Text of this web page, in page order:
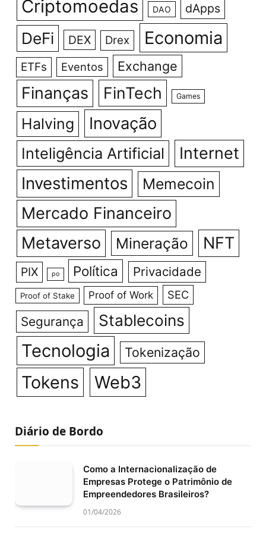
Criptomoedas DAO dApps
DeFi DEX Drex Economia
ETFs Eventos Exchange
Finanças FinTech Games
Halving Inovação
Inteligência Artificial Internet
Investimentos Memecoin
Mercado Financeiro
Metaverso
Mineração NFT
PIX po Política Privacidade
Proof of Stake Proof of Work SEC
Segurança Stablecoins
Tecnologia Tokenização
Tokens Web3
Diário de Bordo
Como a Internacionalização de
Empresas Protege o Patrimônio de
Empreendedores Brasileiros?
01/04/2026